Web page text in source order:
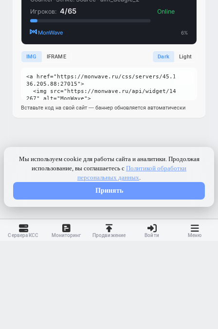
IMG IFRAME Dark Light
Вставьте код на свой сайт — баннер обновляется автоматически
Сервера КСС Мониторинг Продвижение Войти Меню